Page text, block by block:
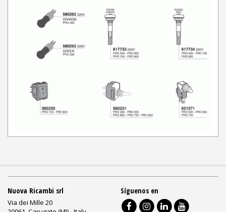
Nuova Ricambi srl
Via dei Mille 20
Síguenos en